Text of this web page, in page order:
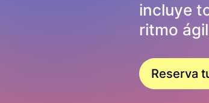
incluye
ritmo
Reserva